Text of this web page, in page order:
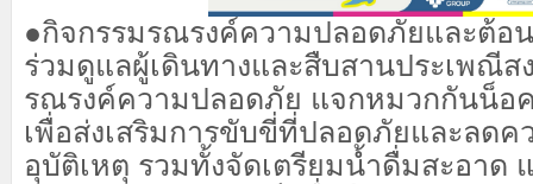
●กิจกรรมรณรงค์ความปลอดภัยและต้อ
ร่วมดูแลผู้เดินทางและสืบสานประเพณีส
รณรงค์ความปลอดภัย แจกหมวกกันน็อ
เพื่อส่งเสริมการขับขี่ที่ปลอดภัยและลดค
อุบัติเหตุ รวมทั้งจัดเตรียมน้ำดื่มสะอาด